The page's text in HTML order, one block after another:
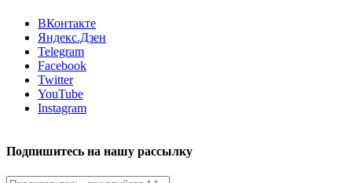
ВКонтакте
Яндекс.Дзен
Telegram
Facebook
Twitter
YouTube
Instagram
Подпишитесь на нашу рассылку